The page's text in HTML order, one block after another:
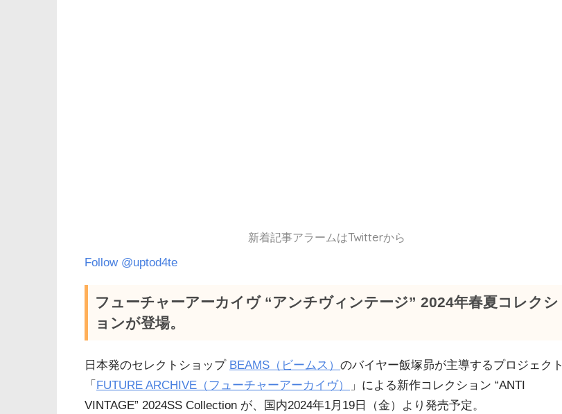
新着記事アラームはTwitterから
Follow @uptod4te
フューチャーアーカイヴ “アンチヴィンテージ” 2024年春夏コレクシ
ョンが登場。
日本発のセレクトショップ BEAMS（ビームス） のバイヤー飯塚昴が主導するプロジェクト
「 FUTURE ARCHIVE（フューチャーアーカイヴ）
」による新作コレクション “ANTI
VINTAGE” 2024SS Collection が、国内2024年1月19日（金）より発売予定。